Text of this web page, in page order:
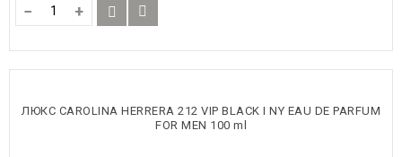
− +
ЛЮКС CAROLINA HERRERA 212 VIP BLACK I NY EAU DE PARFUM
FOR MEN 100 ml